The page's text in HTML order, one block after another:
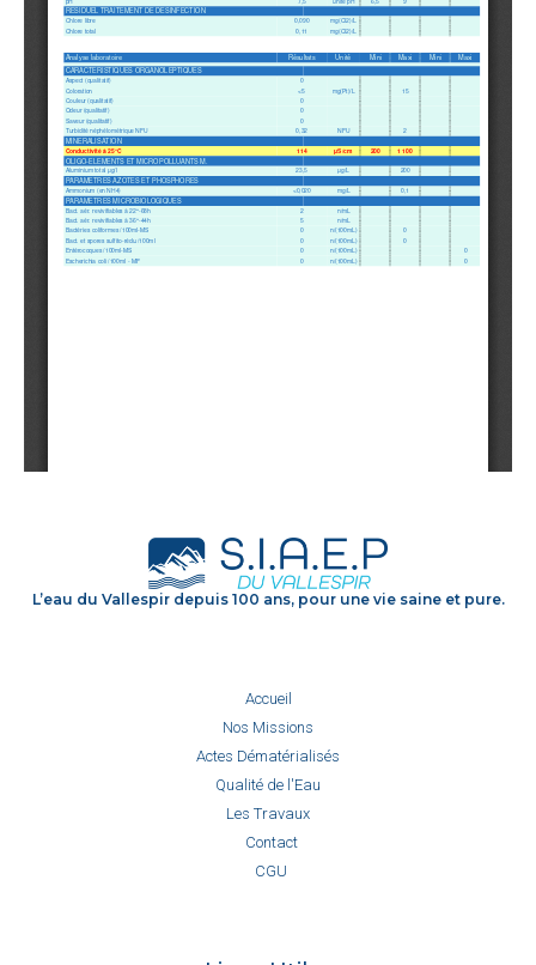
L’eau du Vallespir depuis 100 ans, pour une vie saine et pure.
Accueil
Nos Missions
Actes Dématérialisés
Qualité de l'Eau
Les Travaux
Contact
CGU